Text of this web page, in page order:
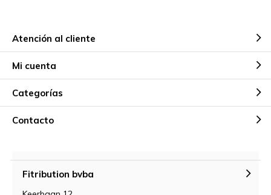
Atención al cliente
Mi cuenta
Categorías
Contacto
Fitribution bvba